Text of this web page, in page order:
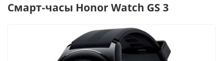
Смарт-часы Honor Watch GS 3